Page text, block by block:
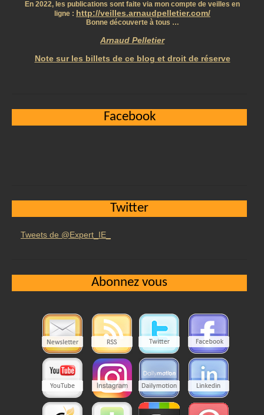
En 2022, les publications sont faite via mon compte de veilles en
ligne : http://veilles.arnaudpelletier.com/
Bonne découverte à tous …
Arnaud Pelletier
Note sur les billets de ce blog et droit de réserve
Facebook
Twitter
Tweets de @Expert_IE_
Abonnez vous